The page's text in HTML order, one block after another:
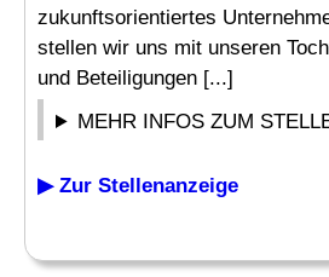
zukunftsorientiertes
stellen wir uns mit unseren
und Beteiligungen [...]
MEHR INFOS ZUM
▶ Zur Stellenanzeige